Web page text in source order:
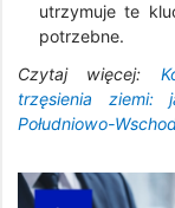
utrzymuje te
potrzebne.
Czytaj więcej:
trzęsienia
Południowo-